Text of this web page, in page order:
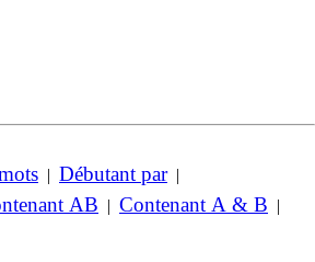
| Débutant par|
AB | Contenant A & B |